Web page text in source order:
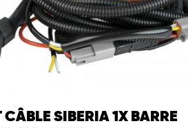
CÂBLE SIBERIA 1X BARRE